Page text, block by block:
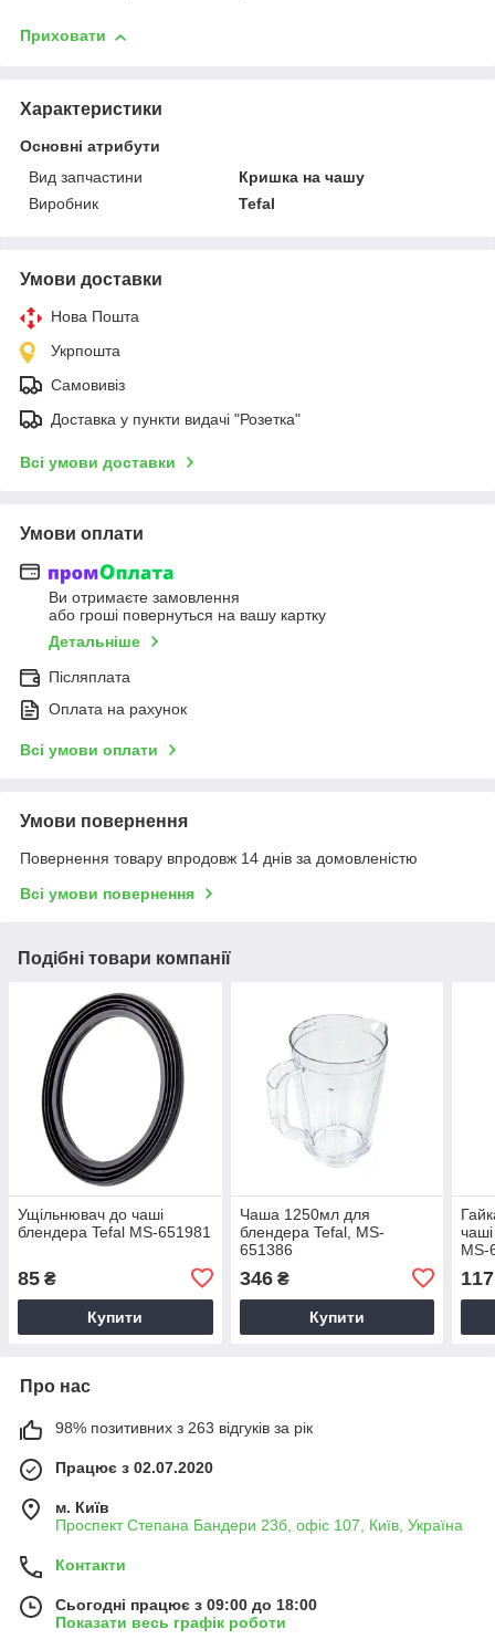
Приховати
Характеристики
Основні атрибути
Вид запчастини
Кришка на чашу
Виробник
Tefal
Умови доставки
Нова Пошта
Укрпошта
Самовивіз
Доставка у пункти видачі "Розетка"
Всі умови доставки
Умови оплати
Ви отримаєте замовлення
або гроші повернуться на вашу картку
Детальніше
Післяплата
Оплата на рахунок
Всі умови оплати
Умови повернення
Повернення товару впродовж 14 днів за домовленістю
Всі умови повернення
Подібні товари компанії
Ущільнювач до чаші
блендера Tefal MS-651981
85 ₴
Купити
Чаша 1250мл для
блендера Tefal, MS-
651386
346₴
Купити
MS-
117
Про нас
98% позитивних з 263 відгуків за рік
Працює з 02.07.2020
м. Київ
Проспект Степана Бандери 23б, офіс 107, Київ, Україна
Контакти
Сьогодні працює з 09:00 до 18:00
Показати весь графік роботи